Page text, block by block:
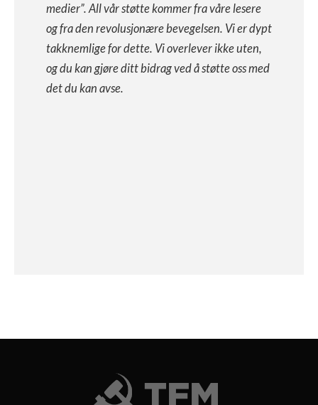
medier”. All vår støtte kommer fra våre lesere
og fra den revolusjonære bevegelsen. Vi er dypt
takknemlige for dette. Vi overlever ikke uten,
og du kan gjøre ditt bidrag ved å støtte oss med
det du kan avse.